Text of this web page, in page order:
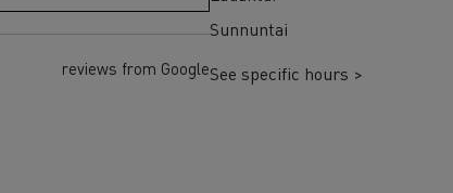
reviews from Google
Sunnuntai
See specific hours >